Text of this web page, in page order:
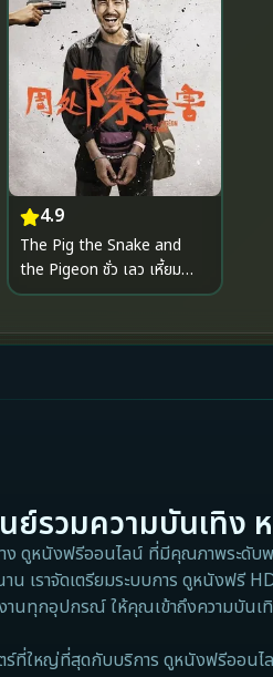
4.9
The Pig the Snake and
the Pigeon ชั่ว เลว เหี้ยม
(2023)
ย์รวมความบันเทิง
ดูหนังฟรีออนไลน์ ที่มีคุณภาพระดับพ
น เราจัดเตรียมระบบการ ดูหนังฟรี
านทุกอุปกรณ์ ให้คุณเข้าถึงความบันเ
ที่ใหญ่ที่สุดกับบริการ ดูหนังฟรีออนไ